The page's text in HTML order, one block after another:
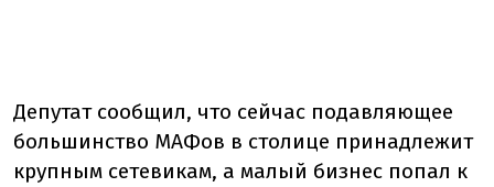
Депутат сообщил, что сейчас подавляющее
большинство МАФов в столице принадлежит
крупным сетевикам, а малый бизнес попал к